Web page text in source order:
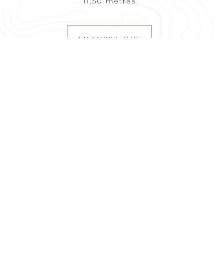
EN SAVOIR PLUS